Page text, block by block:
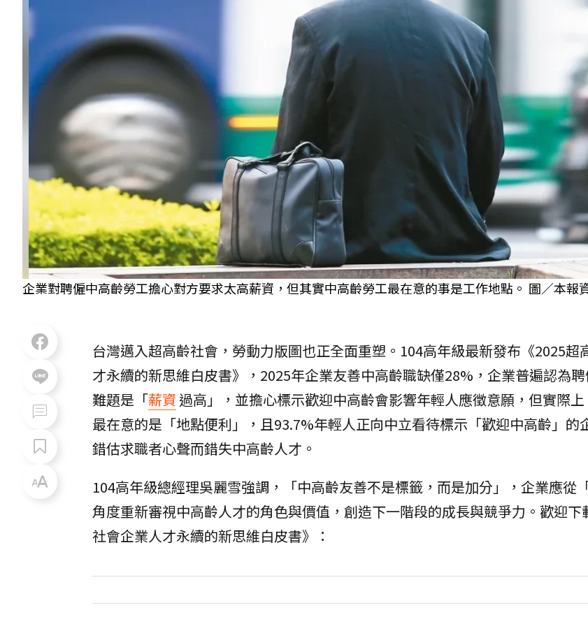
企業對聘僱中高齡勞工擔心對方要求太高薪資，但其實中高齡勞工最在意的事是工作地點。 圖／本報
台灣邁入超高齡社會，勞動力版圖也正全面重塑。104高年級最新發布《2025超
才永續的新思維白皮書》，2025年企業友善中高齡職缺僅28%，企業普遍認為
難題是「薪資過高」，並擔心標示歡迎中高齡會影響年輕人應徵意願，但實際
最在意的是「地點便利」，且93.7%年輕人正向中立看待標示「歡迎中高齡」的
錯估求職者心聲而錯失中高齡人才。
104高年級總經理吳麗雪強調，「中高齡友善不是標籤，而是加分」，企業應從
角度重新審視中高齡人才的角色與價值，創造下一階段的成長與競爭力。歡迎下
社會企業人才永續的新思維白皮書》：